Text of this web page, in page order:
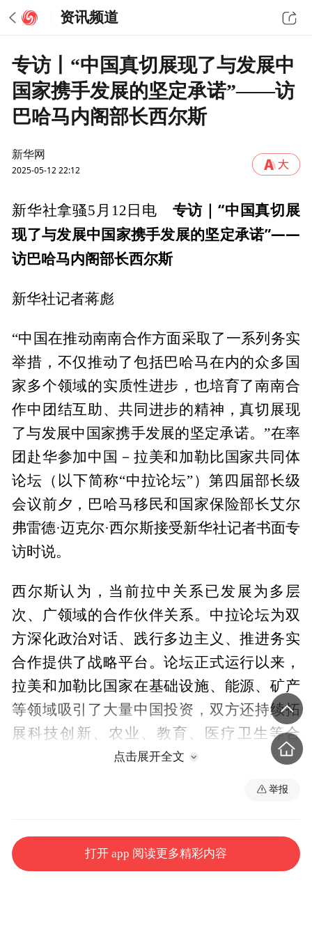
资讯频道
专访丨“中国真切展现了与发展中
国家携手发展的坚定承诺”——访
巴哈马内阁部长西尔斯
新华网
2025-05-12 22:12
新华社拿骚5月12日电 专访｜“中国真切展
现了与发展中国家携手发展的坚定承诺”——
访巴哈马内阁部长西尔斯
新华社记者蒋彪
“中国在推动南南合作方面采取了一系列务实
举措，不仅推动了包括巴哈马在内的众多国
家多个领域的实质性进步，也培育了南南合
作中团结互助、共同进步的精神，真切展现
了与发展中国家携手发展的坚定承诺。”在率
团赴华参加中国－拉美和加勒比国家共同体
论坛（以下简称“中拉论坛”）第四届部长级
会议前夕，巴哈马移民和国家保险部长艾尔
弗雷德·迈克尔·西尔斯接受新华社记者书面专
访时说。
西尔斯认为，当前拉中关系已发展为多层
次、广领域的合作伙伴关系。中拉论坛为双
方深化政治对话、践行多边主义、推进务实
合作提供了战略平台。论坛正式运行以来，
拉美和加勒比国家在基础设施、能源、矿产
等领域吸引了大量中国投资，双方还持续拓
展科技创新、农业、教育、医疗卫生等合
“巴哈马与中国的合作生动诠释了全球南方国
西尔斯说，“我们始终坚定奉行一个中国原
则，视其为与中国双边关系的基石。”建交以
点击展开全文
举报
打开 app 阅读更多精彩内容